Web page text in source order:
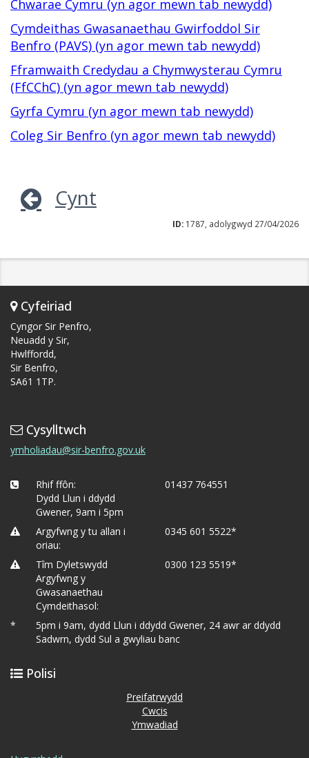
Chwarae Cymru (yn agor mewn tab newydd)
Cymdeithas Gwasanaethau Gwirfoddol Sir
Benfro (PAVS) (yn agor mewn tab newydd)
Fframwaith Credydau a Chymwysterau Cymru
(FfCChC) (yn agor mewn tab newydd)
Gyrfa Cymru (yn agor mewn tab newydd)
Coleg Sir Benfro (yn agor mewn tab newydd)
Cynt
ID: 1787, adolygwyd 27/04/2026
Cyfeiriad
Cyngor Sir Penfro,
Neuadd y Sir,
Hwlffordd,
Sir Benfro,
SA61 1TP.
Cysylltwch
ymholiadau@sir-benfro.gov.uk
Rhif ffôn:
Dydd Llun i ddydd
Gwener, 9am i 5pm
01437 764551
Argyfwng y tu allan i
oriau:
0345 601 5522*
Tîm Dyletswydd
Argyfwng y
Gwasanaethau
Cymdeithasol:
0300 123 5519*
*
5pm i 9am, dydd Llun i ddydd Gwener, 24 awr ar ddydd
Sadwrn, dydd Sul a gwyliau banc
Polisi
Preifatrwydd
Cwcis
Ymwadiad